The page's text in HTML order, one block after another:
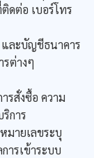
ดต่อ เบอร์โทร
และบัญชีธนาคาร
รต่างๆ
รสั่งซื้อ ความ
การ
มายเลขระบุ
ารเข้าระบบ